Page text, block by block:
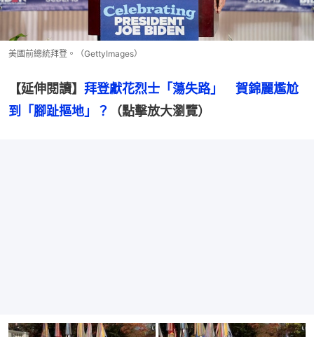
美國前總統拜登。（GettyImages）
【延伸閱讀】 拜登獻花烈士「蕩失路」　賀錦麗尷尬
到「腳趾摳地」？
（點擊放大瀏覽）